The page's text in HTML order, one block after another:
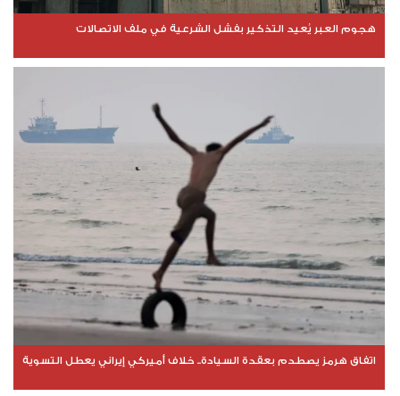
هجوم العبر يُعيد التذكير بفشل الشرعية في ملف الاتصالات
اتفاق هرمز يصطدم بعقدة السيادة.. خلاف أميركي إيراني يعطل التسوية